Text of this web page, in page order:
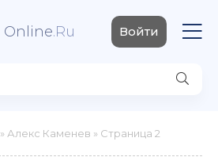
Online.Ru Войти
» Алекс Каменев » Страница 2